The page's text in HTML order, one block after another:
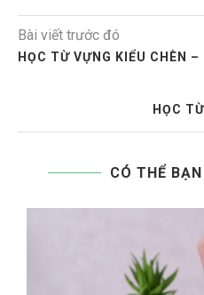
Bài viết trước đó
HỌC TỪ VỰNG KIỂU CHÈN –
HỌC
CÓ THỂ